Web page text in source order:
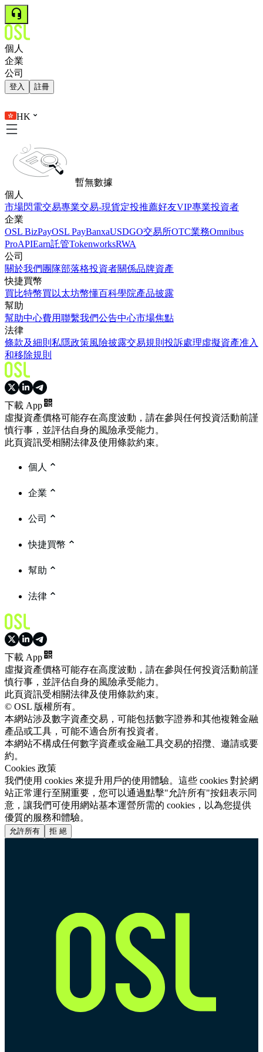
個人
企業
公司
登入 註冊
HK
暫無數據
個人
市場閃電交易專業交易-現貨定投推薦好友VIP專業投資者
企業
OSL BizPayOSL PayBanxaUSDGO交易所OTC業務Omnibus
ProAPIEarn託管TokenworksRWA
公司
關於我們 團隊部落格投資者關係品牌資產
快捷買幣
買比特幣買以太坊幣懂百科學院產品披露
幫助
幫助中心費用聯繫我們公告中心市場焦點
法律
條款及細則 私隱政策風險披露交易規則 投訴處理虛擬資產准入
和移除規則
下載 App
虛擬資產價格可能存在高度波動，請在參與任何投資活動前謹
慎行事，並評估自身的風險承受能力。
此頁資訊受相關法律及使用條款約束。
個人
企業
公司
快捷買幣
幫助
法律
下載 App
虛擬資產價格可能存在高度波動，請在參與任何投資活動前謹
慎行事，並評估自身的風險承受能力。
此頁資訊受相關法律及使用條款約束。
© OSL 版權所有。
本網站涉及數字資產交易，可能包括數字證券和其他複雜金融
產品或工具，可能不適合所有投資者。
本網站不構成任何數字資產或金融工具交易的招攬、邀請或要
約。
Cookies 政策
我們使用 cookies 來提升用戶的使用體驗。這些 cookies 對於網
站正常運行至關重要，您可以通過點擊"允許所有"按鈕表示同
意，讓我們可使用網站基本運營所需的 cookies，以為您提供
優質的服務和體驗。
允許所有 拒 絕